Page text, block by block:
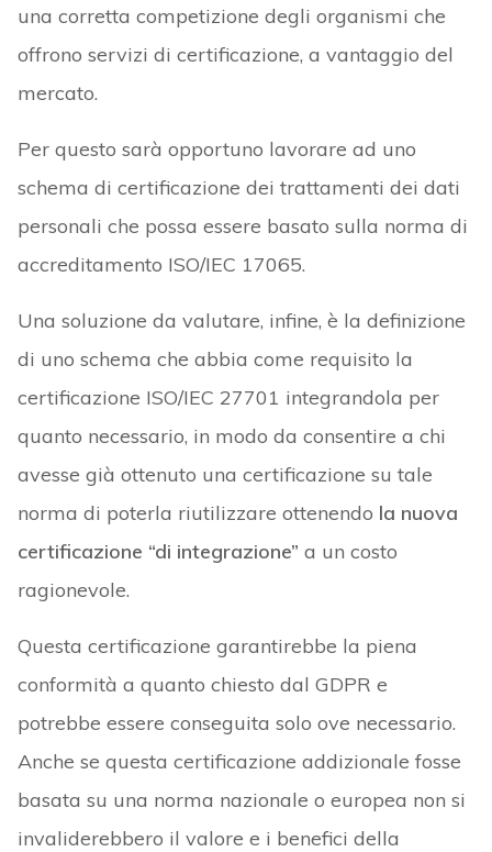
una corretta competizione degli organismi che
offrono servizi di certificazione, a vantaggio del
mercato.
Per questo sarà opportuno lavorare ad uno
schema di certificazione dei trattamenti dei dati
personali che possa essere basato sulla norma di
accreditamento ISO/IEC 17065.
Una soluzione da valutare, infine, è la definizione
di uno schema che abbia come requisito la
certificazione ISO/IEC 27701 integrandola per
quanto necessario, in modo da consentire a chi
avesse già ottenuto una certificazione su tale
norma di poterla riutilizzare ottenendo la nuova
certificazione “di integrazione” a un costo
ragionevole.
Questa certificazione garantirebbe la piena
conformità a quanto chiesto dal GDPR e
potrebbe essere conseguita solo ove necessario.
Anche se questa certificazione addizionale fosse
basata su una norma nazionale o europea non si
invaliderebbero il valore e i benefici della